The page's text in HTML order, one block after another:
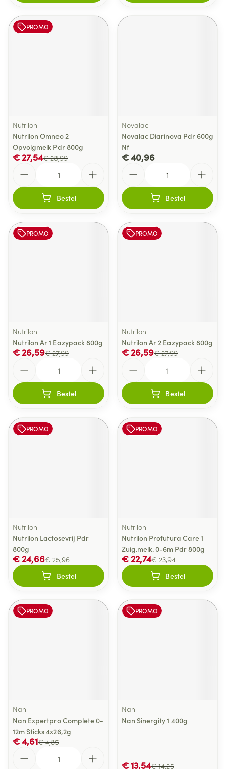
PROMO
Nutrilon
Nutrilon Omneo 2
Opvolgmelk Pdr 800g
€ 28,99
€ 27,54
Bestel
Novalac
Novalac Diarinova Pdr 600g
Nf
€ 40,96
Bestel
PROMO
Nutrilon
Nutrilon Ar 1 Eazypack 800g
€ 27,99
€ 26,59
Bestel
PROMO
Nutrilon
Nutrilon Ar 2 Eazypack 800g
€ 27,99
€ 26,59
Bestel
PROMO
Nutrilon
Nutrilon Lactosevrij Pdr
800g
€ 25,96
€ 24,66
Bestel
PROMO
Nutrilon
Nutrilon Profutura Care 1
Zuig.melk. 0-6m Pdr 800g
€ 23,94
€ 22,74
Bestel
PROMO
Nan
Nan Expertpro Complete 0-
12m Sticks 4x26,2g
€ 4,85
€ 4,61
PROMO
Nan
Nan Sinergity 1 400g
€ 14,25
€ 13,54